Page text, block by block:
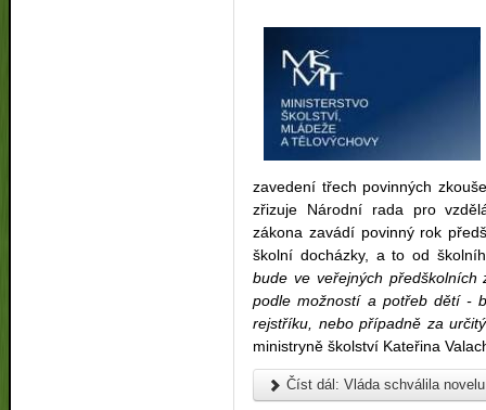
zavedení třech povinných
zřizuje Národní rada pro
zákona zavádí povinný rok
školní docházky, a to od
bude ve veřejných
podle možností a potřeb dětí -
rejstříku, nebo případně za
ministryně školství Kateřina
Číst dál: Vláda schválila